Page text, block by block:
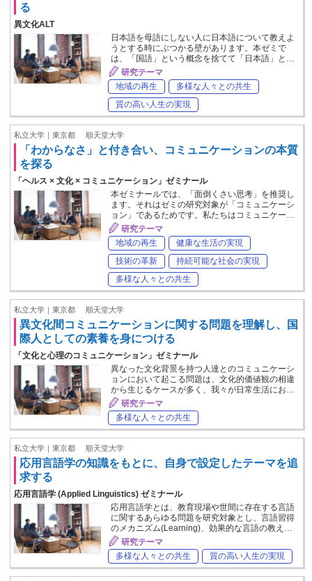
る
異文化ALT
日本語を母語にしない人に日本語について教えよ
うとする時にぶつかる壁があります。本ゼミで
は、「国語」という概念を捨てて「日本語」と…
研究テーマ
地域の再生
多様な人々との共生
質の高い人生の実現
私立大学｜東京都 順天堂大学
「わからなさ」と付き合い、コミュニケーションの本質
を探る
「ヘルス × 文化 × コミュニケーション」ゼミナール
本ゼミナールでは、「面倒くさい思考」を推奨し
ます。それはゼミの研究対象が「コミュニケーシ
ョン」であるためです。私たちはコミュニケー…
研究テーマ
地域の再生
健康な生活の実現
技術の革新
持続可能な社会の実現
多様な人々との共生
私立大学｜東京都 順天堂大学
異文化間コミュニケーションに関する問題を理解し、国
際人としての素養を身につける
「文化と心理のコミュニケーション」ゼミナール
異なった文化背景を持つ人達とのコミュニケーシ
ョンにおいて起こる問題は、文化的価値観の相違
から生じるケースが多く、我々が日常生活にお…
研究テーマ
多様な人々との共生
私立大学｜東京都 順天堂大学
応用言語学の知識をもとに、自身で設定したテーマを追
求する
応用言語学 (Applied Linguistics) ゼミナール
応用言語学とは、教育現場や世間に存在する言語
に関するあらゆる問題を研究対象とし、言語習得
のメカニズム(Learning)、効果的な言語の教え…
研究テーマ
多様な人々との共生
質の高い人生の実現